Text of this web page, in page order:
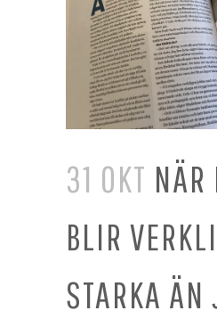
31 OKT NÄR
BLIR
STARKA ÄN